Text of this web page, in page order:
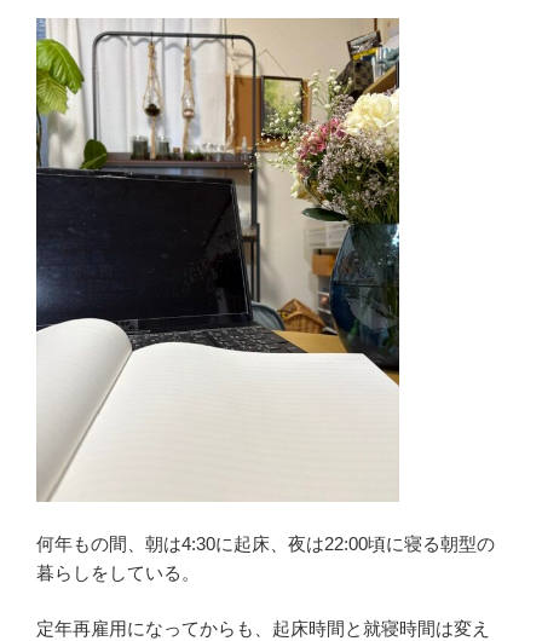
何年もの間、朝は4:30に起床、夜は22:00頃に寝る朝型の
暮らしをしている。
定年再雇用になってからも、起床時間と就寝時間は変え